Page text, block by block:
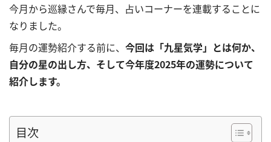
今月から巡縁さんで毎月、占いコーナーを連載することに
なりました。
毎月の運勢紹介する前に、 今回は「九星気学」とは何か、
自分の星の出し方、そして今年度2025年の運勢について
紹介します。
目次